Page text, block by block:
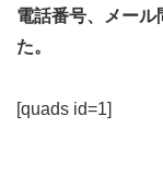
電話番号、メール
た。
[quads id=1]